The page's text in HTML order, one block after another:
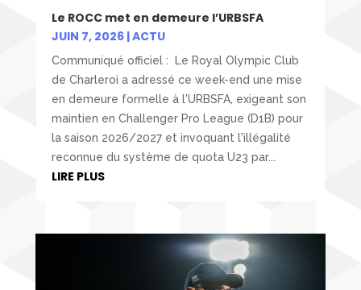
Le ROCC met en demeure l’URBSFA
JUIN 7, 2026|ACTU
Communiqué officiel : Le Royal Olympic Club
de Charleroi a adressé ce week-end une mise
en demeure formelle à l'URBSFA, exigeant son
maintien en Challenger Pro League (D1B) pour
la saison 2026/2027 et invoquant l'illégalité
reconnue du système de quota U23 par...
LIRE PLUS